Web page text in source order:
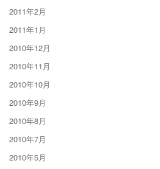
2011年2月
2011年1月
2010年12月
2010年11月
2010年10月
2010年9月
2010年8月
2010年7月
2010年5月